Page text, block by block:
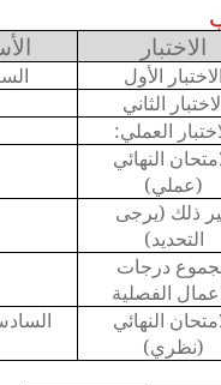
الاختبار
الاختبار الأول
الثاني
العملي:
النهائي
(عملي)
ذلك (يرجى
التحديد)
درجات
الفصلية
النهائي
(نظري)